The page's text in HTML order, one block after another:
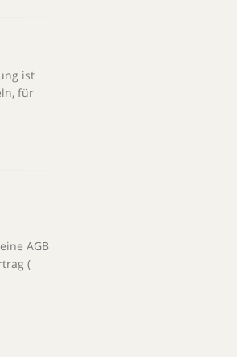
ist
für
AGB
(